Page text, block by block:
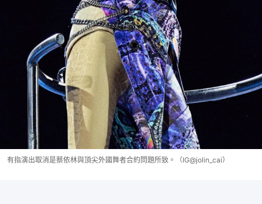
有指演出取消是蔡依林與頂尖外國舞者合約問題所致。（IG@jolin_cai）